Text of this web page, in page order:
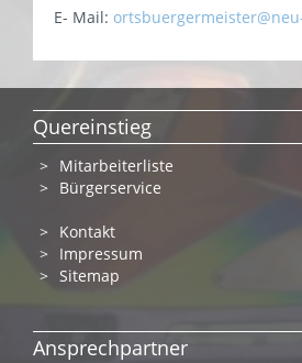
E- Mail:
Quereinstieg
Mitarbeiterliste
Bürgerservice
Kontakt
Impressum
Sitemap
Ansprechpartner